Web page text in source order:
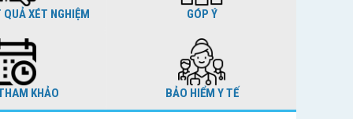
XÉT NGHIỆM GÓP Ý
KHẢO BẢO HIỂM Y TẾ